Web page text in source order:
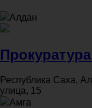
Алдан
Республика Саха,
улица, 15
Амга